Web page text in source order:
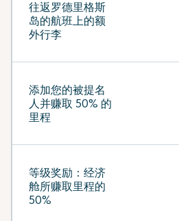
往返罗德里格斯
岛的航班上的额
外行李
添加您的被提名
人并赚取 50% 的
里程
等级奖励：经济
舱所赚取里程的
50%